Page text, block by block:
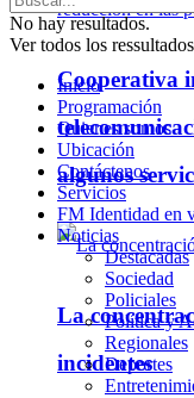
Cooperativa
algunos
La
incidentes
No hay resultados.
Ver todos los ressultados
Inicio
Programación
Quienes somos
Ubicación
Contáctenos
Servicios
FM Identidad en
Noticias
Destacadas
Sociedad
Policiales
Política y
Regionales
Deportes